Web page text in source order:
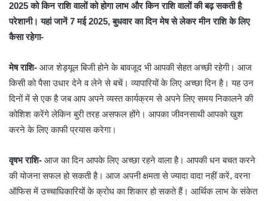
2025 को किन राशि वालों को होगा लाभ और किन राशि वालों की बढ़ सकती है
परेशानी। यहां जानें 7 मई 2025, बुधवार का दिन मेष से लेकर मीन राशि के लिए
कैसा रहेगा-
मेष राशि- आज शेड्यूल बिजी होने के बावजूद भी आपकी सेहत अच्छी रहेगी। आज
किसी को पैसा उधार देने व लेने से बचें। व्यापारियों के लिए अच्छा दिन है। यह उन
दिनों में से एक है जब आप अपने व्यस्त कार्यक्रम से अपने लिए समय निकालने की
कोशिश करेंगे लेकिन बुरी तरह असफल होंगे। आपका जीवनसाथी आपको खुश
करने के लिए काफी प्रयास करेगा।
वृषभ राशि- आज का दिन आपके लिए अच्छा रहने वाला है। आपकी धन बचत करने
की योजना सफल हो सकती है। आज अपनी क्षमता से ज्यादा वादा नहीं करें, वरना
ऑफिस में उच्चाधिकारियों के क्रोध का शिकार हो सकते हैं। आर्थिक लाभ के संकेत